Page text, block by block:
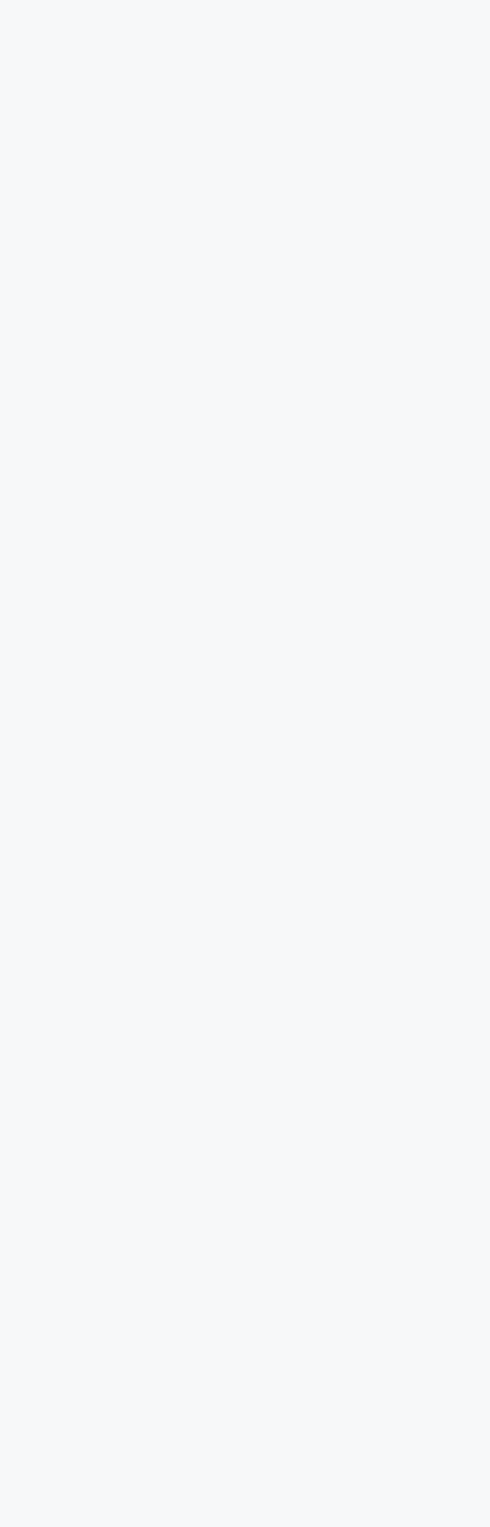
18 tahun pada tarikh tutup permohonan jawatan.
bagi setiap Jawatan Kosong Majlis Agama Islam Pulau
sediakan seperti berikut.
Islam Pulau Pinang
2026 diatas hendaklah melalui Borang rasmi Majlis Agama Islam
sampul surat berukuran 32sm x 22sm.
kiri atas sampul surat yang dihantar.
akademik, pengalaman kerja, gaji semasa dan gaji yang dipohon,
permohonan.
7, 8 & 9, Menara JKP No.128, Jalan Macalister 10400
ke temuduga. Sila lengkapkan dan kemaskini maklumat anda
dan sumber yang dipercayai untuk memudahkan